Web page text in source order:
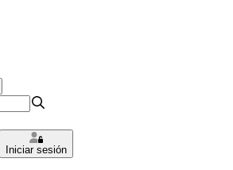
Iniciar sesión